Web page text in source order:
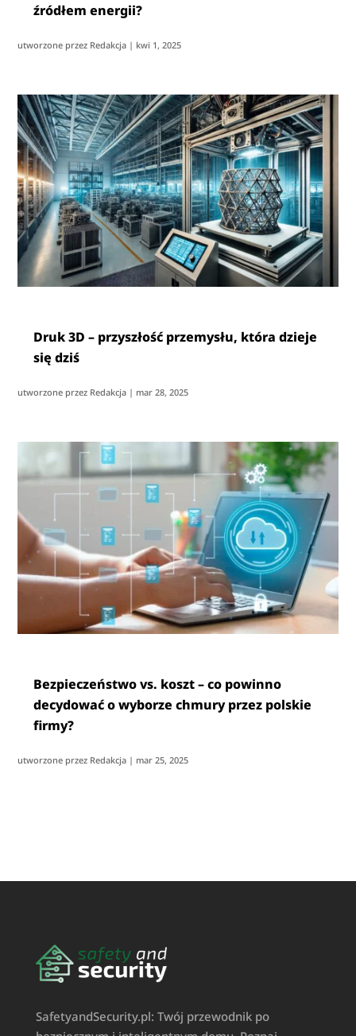
źródłem energii?
utworzone przez Redakcja | kwi 1, 2025
Druk 3D – przyszłość przemysłu, która dzieje
się dziś
utworzone przez Redakcja | mar 28, 2025
Bezpieczeństwo vs. koszt – co powinno
decydować o wyborze chmury przez polskie
firmy?
utworzone przez Redakcja | mar 25, 2025
SafetyandSecurity.pl: Twój przewodnik po